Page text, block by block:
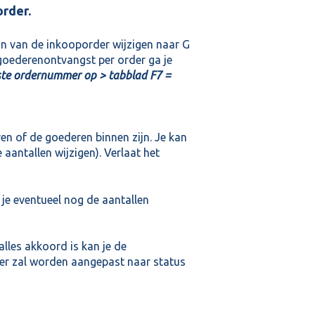
van de inkooporder wijzigen naar G
per order ga je
ordernummer op > tabblad F7 =
of de goederen binnen zijn. Je kan
aantallen wijzigen). Verlaat het
eventueel nog de aantallen
akkoord is kan je de
zal worden aangepast naar status